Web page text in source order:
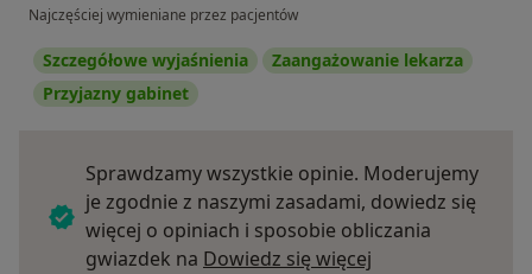
Najczęściej wymieniane przez pacjentów
Szczegółowe wyjaśnienia
Zaangażowanie lekarza
Przyjazny gabinet
Sprawdzamy wszystkie opinie. Moderujemy
je zgodnie z naszymi zasadami, dowiedz się
więcej o opiniach i sposobie obliczania
gwiazdek na Dowiedz się więcej